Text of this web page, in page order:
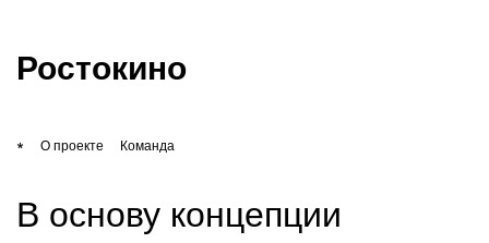
бюро
Ростокино
О проекте Команда
В основу концепции